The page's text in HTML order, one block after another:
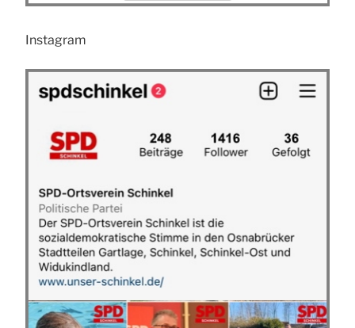
Instagram